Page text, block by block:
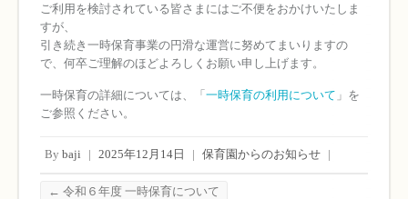
ご利用を検討されている皆さまにはご不便をおかけいたしま
すが、
引き続き一時保育事業の円滑な運営に努めてまいりますの
で、何卒ご理解のほどよろしくお願い申し上げます。
一時保育の詳細については、「一時保育の利用について 」を
ご参照ください。
By baji | 2025年12月14日 | 保育園からのお知らせ |
← 令和６年度 一時保育について